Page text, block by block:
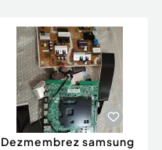
Dezmembrez samsung